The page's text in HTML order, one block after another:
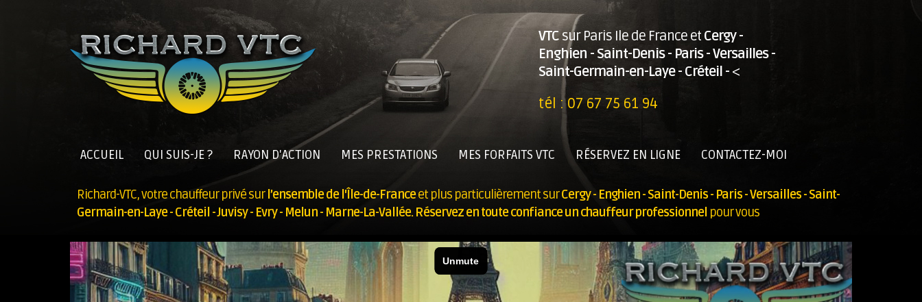
VTCsur Paris Ile de France et Cergy -
Enghien - Saint-Denis- Paris -Versailles-
Saint-Germain-en-Laye - Créteil - <
tél :07 67 75 61 94
ACCUEIL QUI SUIS-JE ? RAYON D'ACTION MES PRESTATIONS MES FORFAITS VTC RÉSERVEZ EN LIGNE CONTACTEZ-MOI
Richard-VTC, votre chauffeur privé surl’ensemble de l'Île-de-Franceet plus particulièrement surCergy - Enghien - Saint-Denis- Paris -Versailles- Saint-
Germain-en-Laye- Créteil - Juvisy - Evry - Melun - Marne-La-Vallée. Réservez en toute confiance un chauffeur professionnel pour vous